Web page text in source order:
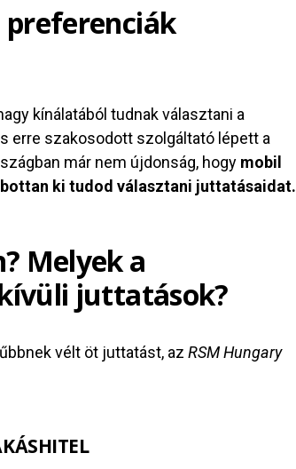
kínálatából tudnak választani a
erre szakosodott szolgáltató lépett a
már nem újdonság, hogy mobil
ki tudod választani juttatásaidat.
Melyek a
juttatások?
vélt öt juttatást, az RSM Hungary